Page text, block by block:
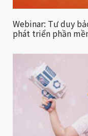
Webinar: Tư duy
phát triển phần